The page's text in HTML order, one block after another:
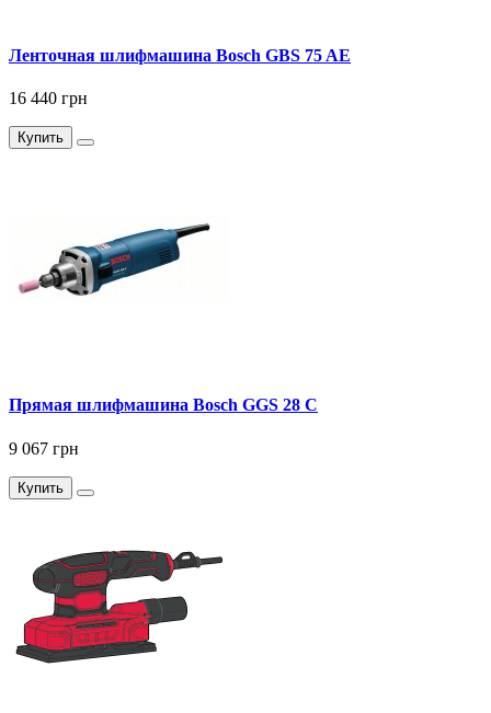
Ленточная шлифмашина Bosch GBS 75 AE
16 440 грн
Купить
Прямая шлифмашина Bosch GGS 28 C
9 067 грн
Купить